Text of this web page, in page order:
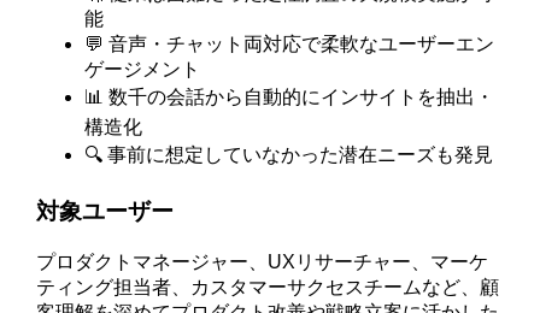
能
💬 音声・チャット両対応で柔軟なユーザーエン
ゲージメント
📊 数千の会話から自動的にインサイトを抽出・
構造化
🔍 事前に想定していなかった潜在ニーズも発見
対象ユーザー
プロダクトマネージャー、UXリサーチャー、マーケ
ティング担当者、カスタマーサクセスチームなど、顧